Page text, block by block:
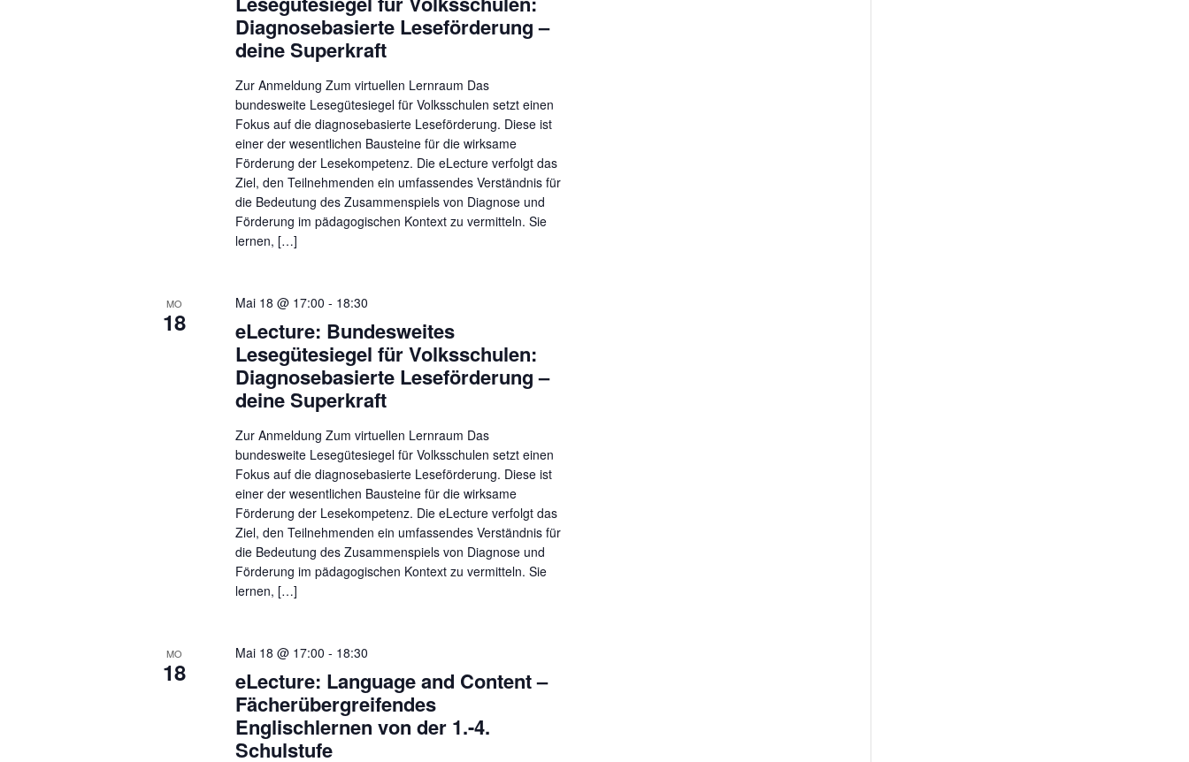
Diagnosebasierte Leseförderung –
deine Superkraft
Zur Anmeldung Zum virtuellen Lernraum Das
bundesweite Lesegütesiegel für Volksschulen setzt einen
Fokus auf die diagnosebasierte Leseförderung. Diese ist
einer der wesentlichen Bausteine für die wirksame
Förderung der Lesekompetenz. Die eLecture verfolgt das
Ziel, den Teilnehmenden ein umfassendes Verständnis für
die Bedeutung des Zusammenspiels von Diagnose und
Förderung im pädagogischen Kontext zu vermitteln. Sie
lernen, […]
MO
18
Mai 18 @ 17:00 - 18:30
eLecture: Bundesweites
Lesegütesiegel für Volksschulen:
Diagnosebasierte Leseförderung –
deine Superkraft
Zur Anmeldung Zum virtuellen Lernraum Das
bundesweite Lesegütesiegel für Volksschulen setzt einen
Fokus auf die diagnosebasierte Leseförderung. Diese ist
einer der wesentlichen Bausteine für die wirksame
Förderung der Lesekompetenz. Die eLecture verfolgt das
Ziel, den Teilnehmenden ein umfassendes Verständnis für
die Bedeutung des Zusammenspiels von Diagnose und
Förderung im pädagogischen Kontext zu vermitteln. Sie
lernen, […]
MO
18
Mai 18 @ 17:00 - 18:30
eLecture: Language and Content –
Fächerübergreifendes
Englischlernen von der 1.-4.
Schulstufe